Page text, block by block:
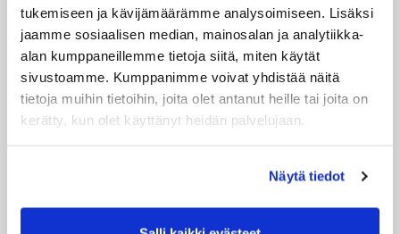
tukemiseen ja kävijämäärämme analysoimiseen. Lisäksi
jaamme sosiaalisen median, mainosalan ja analytiikka-
alan kumppaneillemme tietoja siitä, miten käytät
sivustoamme. Kumppanimme voivat yhdistää näitä
tietoja muihin tietoihin, joita olet antanut heille tai joita on
kerätty, kun olet käyttänyt heidän palvelujaan.
Näytä tiedot
nuoremmat) 875 €
Juniorin pelioikeutta ei voi muuttaa sarjakortiksi.
Hinnat sisältävät alv. 10 %.Hinnat ovat voimassa
toistaiseksi.
Tilaa pelioikeus tai sarjakortti kaudelle 2025
Sarjakortti vai rajaton pelioikeus?